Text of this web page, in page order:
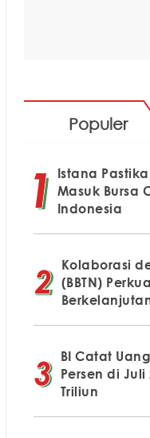
Populer
Istana
Masuk Bursa
Indonesia
Kolaborasi
(BBTN)
BI Catat
Persen di Juli
Triliun